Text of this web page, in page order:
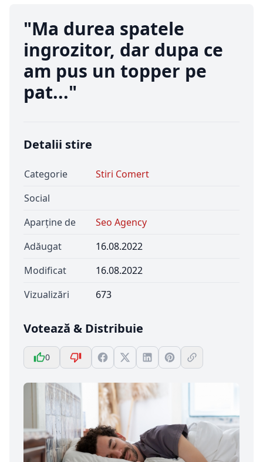
"Ma durea spatele
ingrozitor, dar dupa ce
am pus un topper pe
pat..."
Detalii stire
Categorie
Stiri Comert
Social
Aparține de
Seo Agency
Adăugat
16.08.2022
Modificat
16.08.2022
Vizualizări
673
Votează & Distribuie
0